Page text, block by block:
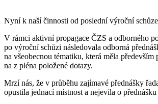
Nyní k naší činnosti od poslední výroční
V rámci aktivní propagace ČZS a odborného
po výroční schůzi následovala odborná
na všeobecnou tématiku, která měla především
na z pléna položené dotazy.
Mrzí nás, že v průběhu zajímavé přednášky
opustila jednací místnost a nejevila o